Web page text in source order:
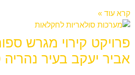
קרא עוד »
פרויקט קירוי מגרש
אביר יעקב בעיר נהריה 160 KWP